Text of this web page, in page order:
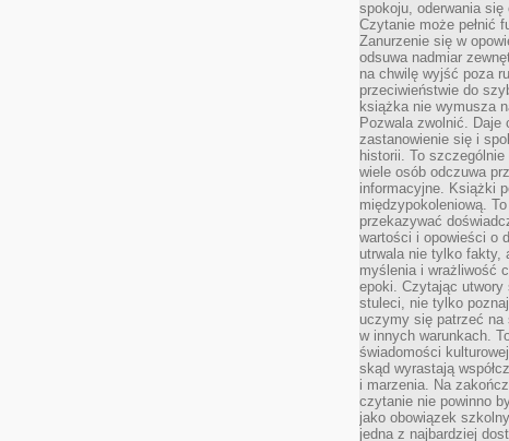
spokoju, oderwania
Czytanie może pełnić
Zanurzenie się w
odsuwa nadmiar
na chwilę wyjść poza
przeciwieństwie do
książka nie wymusza
Pozwala zwolnić. Daje
zastanowienie się i
historii. To
wiele osób odczuwa
informacyjne. Książki
międzypokoleniową.
przekazywać
wartości i opowieści o
utrwala nie tylko fakty,
myślenia i wrażliwość
epoki. Czytając
stuleci, nie tylko
uczymy się patrzeć
w innych warunkach.
świadomości
skąd wyrastają
i marzenia. Na
czytanie nie powinno
jako obowiązek
jedna z najbardziej